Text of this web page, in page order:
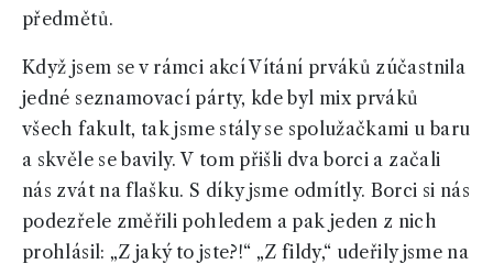
předmětů.
Když jsem se v rámci akcí Vítání prváků zúčastnila
jedné seznamovací párty, kde byl mix prváků
všech fakult, tak jsme stály se spolužačkami u baru
a skvěle se bavily. V tom přišli dva borci a začali
nás zvát na flašku. S díky jsme odmítly. Borci si nás
podezřele změřili pohledem a pak jeden z nich
prohlásil: „Z jaký to jste?!“ „Z fildy,“ udeřily jsme na